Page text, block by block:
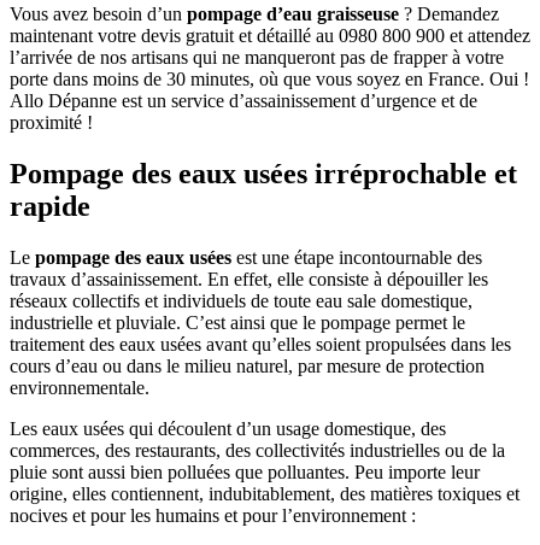
Vous avez besoin d’un pompage d’eau graisseuse ? Demandez
maintenant votre devis gratuit et détaillé au 0980 800 900 et attendez
l’arrivée de nos artisans qui ne manqueront pas de frapper à votre
porte dans moins de 30 minutes, où que vous soyez en France. Oui !
Allo Dépanne est un service d’assainissement d’urgence et de
proximité !
Pompage des eaux usées irréprochable et
rapide
Le pompage des eaux usées est une étape incontournable des
travaux d’assainissement. En effet, elle consiste à dépouiller les
réseaux collectifs et individuels de toute eau sale domestique,
industrielle et pluviale. C’est ainsi que le pompage permet le
traitement des eaux usées avant qu’elles soient propulsées dans les
cours d’eau ou dans le milieu naturel, par mesure de protection
environnementale.
Les eaux usées qui découlent d’un usage domestique, des
commerces, des restaurants, des collectivités industrielles ou de la
pluie sont aussi bien polluées que polluantes. Peu importe leur
origine, elles contiennent, indubitablement, des matières toxiques et
nocives et pour les humains et pour l’environnement :